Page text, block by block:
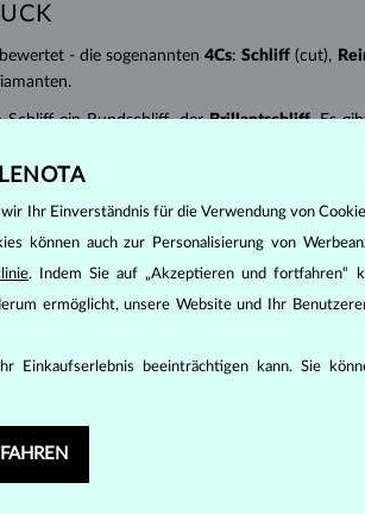
- die sogenannten 4Cs: Schliff (cut),
Schliff ein Rundschliff, der Brillantschliff. Es
Herz, Tropfen, Oval oder Princess (ein
Diamanten bestimmen seine Reinheit:
erkennen sind,
oder größeren Einschlüssen, die mit dem
Ihr Einverständnis für die Verwendung von
können auch zur Personalisierung von
. Indem Sie auf „Akzeptieren und fortfahren“
ermöglicht, unsere Website und Ihr
Einkaufserlebnis beeinträchtigen kann. Sie